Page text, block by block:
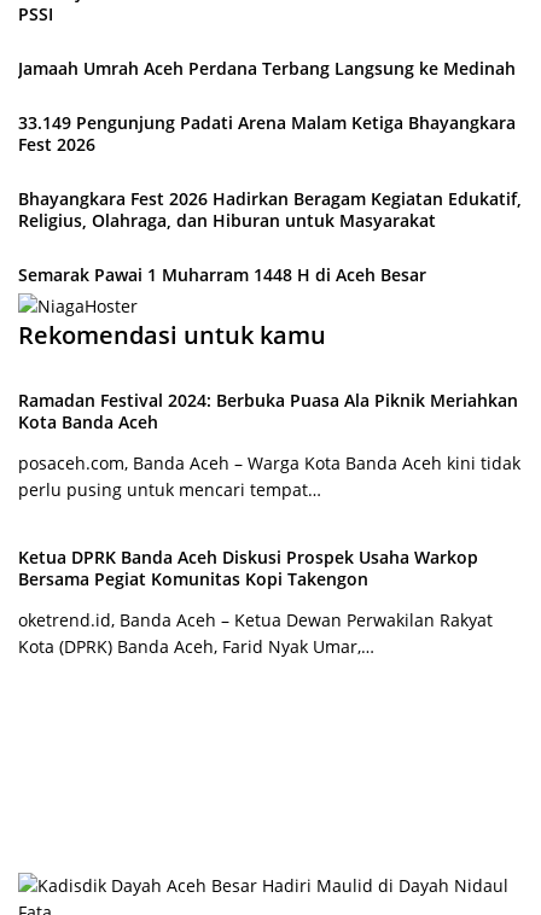
PSSI
Jamaah Umrah Aceh Perdana Terbang Langsung ke Medinah
33.149 Pengunjung Padati Arena Malam Ketiga Bhayangkara
Fest 2026
Bhayangkara Fest 2026 Hadirkan Beragam Kegiatan Edukatif,
Religius, Olahraga, dan Hiburan untuk Masyarakat
Semarak Pawai 1 Muharram 1448 H di Aceh Besar
Rekomendasi untuk kamu
Ramadan Festival 2024: Berbuka Puasa Ala Piknik Meriahkan
Kota Banda Aceh
posaceh.com, Banda Aceh – Warga Kota Banda Aceh kini tidak
perlu pusing untuk mencari tempat…
Ketua DPRK Banda Aceh Diskusi Prospek Usaha Warkop
Bersama Pegiat Komunitas Kopi Takengon
oketrend.id, Banda Aceh – Ketua Dewan Perwakilan Rakyat
Kota (DPRK) Banda Aceh, Farid Nyak Umar,…